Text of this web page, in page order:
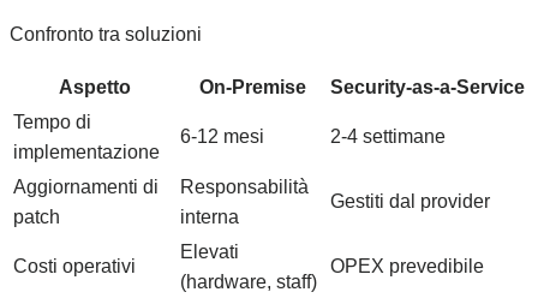
Confronto tra soluzioni
Aspetto On‑Premise
Security‑as‑a‑Service
Tempo di
implementazione
6‑12 mesi 2‑4 settimane
Aggiornamenti di
patch
Responsabilità
interna
Gestiti dal provider
Costi operativi
Elevati
(hardware, staff)
OPEX prevedibile